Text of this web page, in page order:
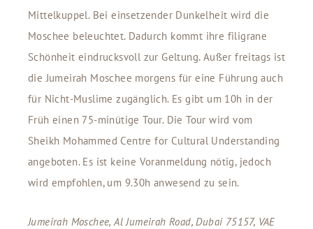
Mittelkuppel. Bei einsetzender Dunkelheit wird die
Moschee beleuchtet. Dadurch kommt ihre filigrane
Schönheit eindrucksvoll zur Geltung. Außer freitags ist
die Jumeirah Moschee morgens für eine Führung auch
für Nicht-Muslime zugänglich. Es gibt um 10h in der
Früh einen 75-minütige Tour. Die Tour wird vom
Sheikh Mohammed Centre for Cultural Understanding
angeboten. Es ist keine Voranmeldung nötig, jedoch
wird empfohlen, um 9.30h anwesend zu sein.
Jumeirah Moschee, Al Jumeirah Road, Dubai 75157, VAE